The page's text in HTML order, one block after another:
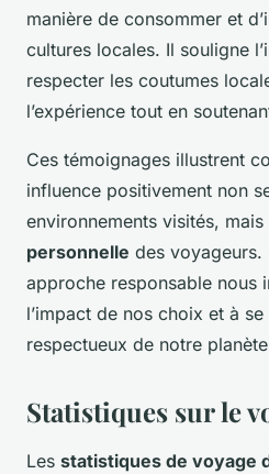
manière de consommer et
cultures locales. Il souligne
respecter les coutumes
l’expérience tout en
Ces témoignages illustrent
influence positivement non
environnements visités, mais
personnelle des voyageurs.
approche responsable nous
l’impact de nos choix et à
respectueux de notre
Statistiques sur le
Les statistiques de voyage